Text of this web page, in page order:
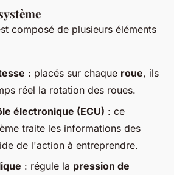
composé de plusieurs éléments
: placés sur chaque roue, ils
réel la rotation des roues.
électronique (ECU) : ce
traite les informations des
de l'action à entreprendre.
: régule la pression de